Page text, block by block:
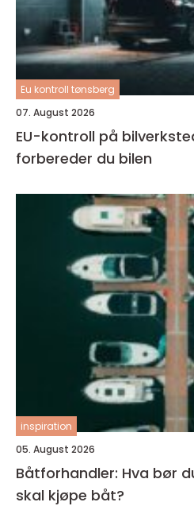
Eu kontroll tønsberg
07. August 2026
EU-kontroll på
forbereder du bilen
inspiration
05. August 2026
Båtforhandler: Hva bør
skal kjøpe båt?